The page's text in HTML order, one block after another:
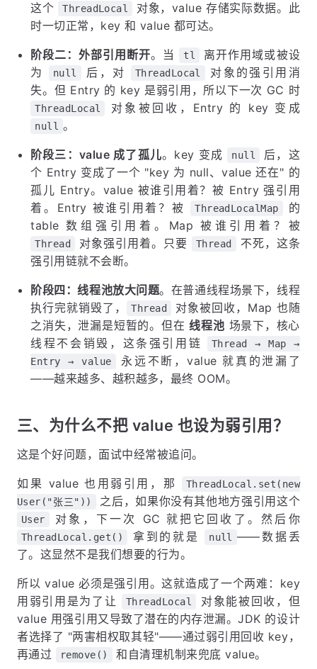
这个
ThreadLocal
对象，value 存储实际数据。此
时一切正常，key 和 value 都可达。
阶段二：外部引用断开。当 tl
离开作用域或被设
为
null 后，对 ThreadLocal
对象的强引用消
失。但 Entry 的 key 是弱引用，所以下一次 GC 时
ThreadLocal 对象被回收，Entry 的 key 变成
null 。
阶段三：value 成了孤儿。key 变成 null
后，这
个 Entry 变成了一个 "key 为 null、value 还在" 的
孤儿 Entry。value 被谁引用着？被 Entry 强引用
着。Entry 被谁引用着？被
ThreadLocalMap
的
table 数组强引用着。Map 被谁引用着？被
Thread 对象强引用着。只要 Thread
不死，这条
强引用链就不会断。
阶段四：线程池放大问题。在普通线程场景下，线程
执行完就销毁了，
Thread
对象被回收，Map 也随
之消失，泄漏是短暂的。但在线程池 场景下，核心
线程不会销毁，这条强引用链
Thread → Map →
Entry → value
永远不断，value 就真的泄漏了
——越来越多、越积越多，最终 OOM。
三、为什么不把 value 也设为弱引用？
这是个好问题，面试中经常被追问。
如果 value 也用弱引用，那
ThreadLocal.set(new
User("张三"))
之后，如果你没有其他地方强引用这个
User 对象，下一次 GC 就把它回收了。然后你
ThreadLocal.get() 拿到的就是 null
——数据丢
了。这显然不是我们想要的行为。
所以 value 必须是强引用。这就造成了一个两难：key
用弱引用是为了让
ThreadLocal
对象能被回收，但
value 用强引用又导致了潜在的内存泄漏。JDK 的设计
者选择了 "两害相权取其轻"——通过弱引用回收 key，
再通过
remove() 和自清理机制来兜底 value。